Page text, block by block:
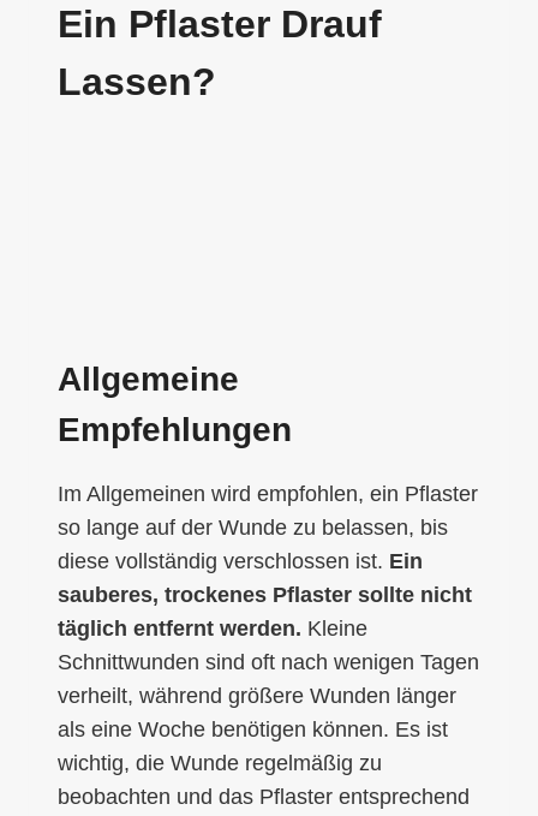
Ein Pflaster Drauf
Lassen?
Allgemeine
Empfehlungen
Im Allgemeinen wird empfohlen, ein Pflaster
so lange auf der Wunde zu belassen, bis
diese vollständig verschlossen ist. Ein
sauberes, trockenes Pflaster sollte nicht
täglich entfernt werden. Kleine
Schnittwunden sind oft nach wenigen Tagen
verheilt, während größere Wunden länger
als eine Woche benötigen können. Es ist
wichtig, die Wunde regelmäßig zu
beobachten und das Pflaster entsprechend